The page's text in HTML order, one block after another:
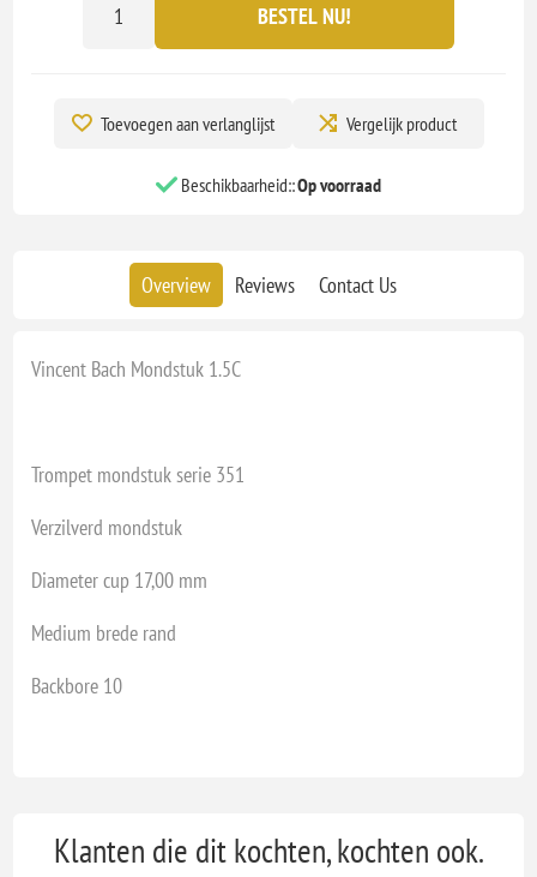
BESTEL NU!
Toevoegen aan verlanglijst Vergelijk product
Beschikbaarheid::Op voorraad
Overview Reviews Contact Us
Vincent Bach Mondstuk 1.5C
Trompet mondstuk serie 351
Verzilverd mondstuk
Diameter cup 17,00 mm
Medium brede rand
Backbore 10
Klanten die dit kochten, kochten ook.